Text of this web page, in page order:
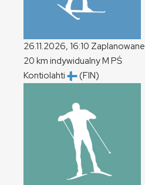
26.11.2026, 16:10 Zaplanowane
20 km indywidualnyM PŚ
Kontiolahti
(FIN)